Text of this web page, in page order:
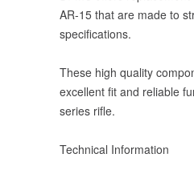
AR-15 that are made to
specifications.
These high quality
excellent fit and reliable
series rifle.
Technical Information